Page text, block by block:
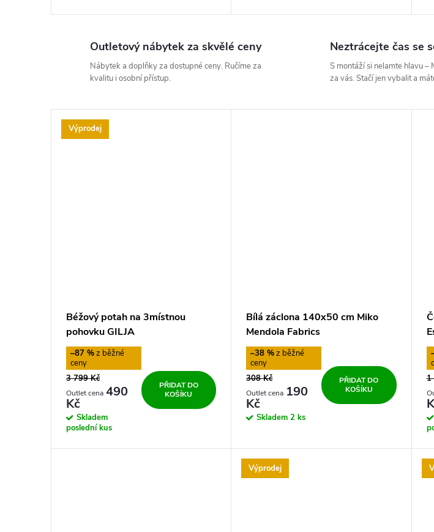
Outletový nábytek za skvělé ceny
Nábytek a doplňky za dostupné ceny. Ručíme za
kvalitu i osobní přístup.
Neztrácejte čas se
S montáží si nelamte hlavu –
za vás. Stačí jen vybalit a
Výprodej
Béžový potah na 3místnou
pohovku GILJA
–87 %
3 799 Kč
490
Kč
Skladem
poslední kus
PŘIDAT DO
KOŠÍKU
Bílá záclona 140x50 cm Miko
Mendola Fabrics
–38 %
308 Kč
190
Kč
Skladem2 ks
PŘIDAT DO
KOŠÍKU
1
Výprodej